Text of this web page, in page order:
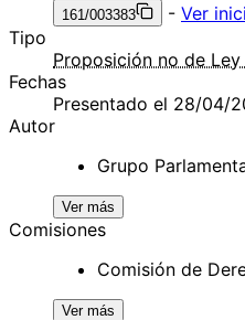
161/003383 - Ver
Tipo
Proposición no de
Fechas
Presentado el 28/04/
Autor
Grupo
Ver más
Comisiones
Comisión de
Ver más